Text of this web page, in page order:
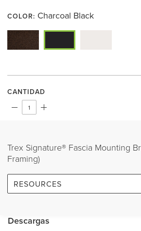
COLOR: Charcoal Black
CANTIDAD
Trex Signature® Fascia Mounting
Framing)
RESOURCES
Descargas